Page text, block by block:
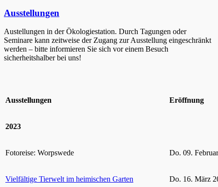
Ausstellungen
Austellungen in der Ökologiestation. Durch Tagungen oder
Seminare kann zeitweise der Zugang zur Ausstellung eingeschränkt
werden – bitte informieren Sie sich vor einem Besuch
sicherheitshalber bei uns!
Ausstellungen Eröffnung
2023
Fotoreise: Worpswede Do. 09.
Vielfältige Tierwelt im heimischen Garten Do. 16. März